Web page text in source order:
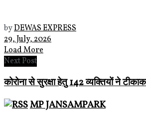
byDEWAS EXPRESS
29, July, 2026
Load More
Next Post
कोरोना से सुरक्षा हेतु 142 व्यक्तियों ने
MP JANSAMPARK